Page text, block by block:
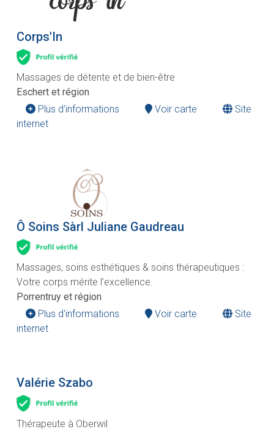
Corps'In
Massages de détente et de bien-être
Eschert et région
Plus d'informations
Voir carte
Site
internet
Ô Soins Sàrl Juliane Gaudreau
Massages, soins esthétiques & soins thérapeutiques :
Votre corps mérite l’excellence.
Porrentruy et région
Plus d'informations
Voir carte
Site
internet
Valérie Szabo
Thérapeute à Oberwil